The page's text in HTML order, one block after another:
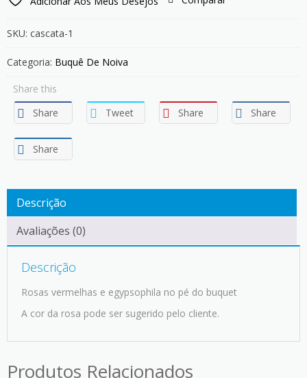
SKU: cascata-1
Categoria: Buquê De Noiva
Share this
Share
Tweet Share Share
Share
Descrição
Avaliações (0)
Descrição
Rosas vermelhas e egypsophila no pé do buquet
A cor da rosa pode ser sugerido pelo cliente.
Produtos Relacionados